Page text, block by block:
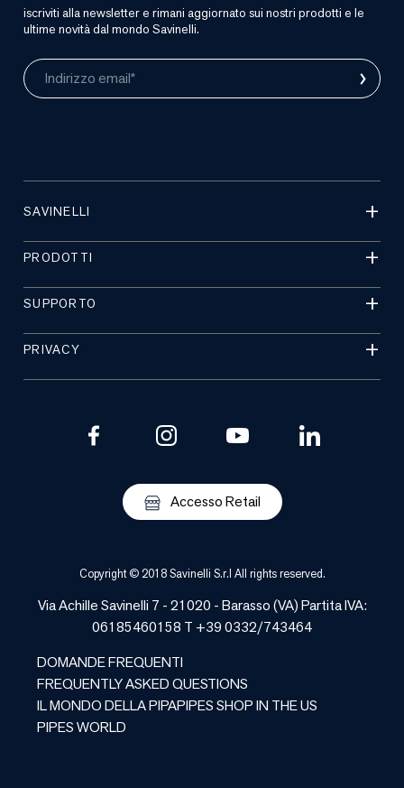
iscriviti alla newsletter e rimani aggiornato sui nostri prodotti e le
ultime novità dal mondo Savinelli.
Indirizzo email* ›
SAVINELLI
PRODOTTI
SUPPORTO
PRIVACY
Accesso Retail
Copyright © 2018 Savinelli S.r.l All rights reserved.
Via Achille Savinelli 7 - 21020 -Barasso(VA) Partita IVA:
06185460158 T +39 0332/743464
DOMANDE FREQUENTI
FREQUENTLY ASKED QUESTIONS
IL MONDO DELLA PIPAPIPES SHOP IN THE US
PIPES WORLD